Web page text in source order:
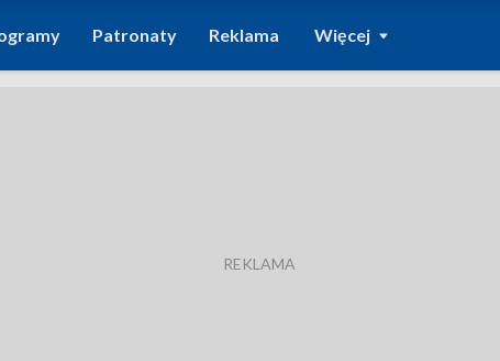
Patronaty Reklama Więcej